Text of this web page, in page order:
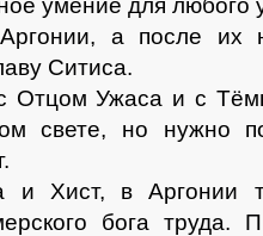
умение для любого
а после их
Ситиса.
Отцом Ужаса и с
свете, но нужно
и Хист, в Аргонии
бога труда.